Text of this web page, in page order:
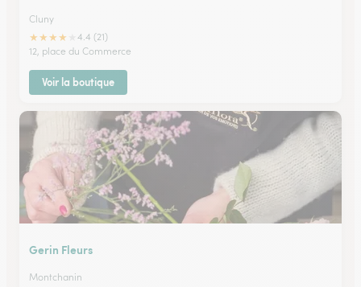
Cluny
★★★★
4.4 (21)
12, place du Commerce
Voir la boutique
Gerin Fleurs
Montchanin